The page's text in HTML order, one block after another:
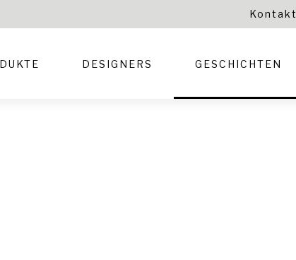
Kontakt
DESIGNERS GESCHICHTEN